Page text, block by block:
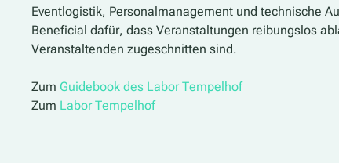
Eventlogistik, Personalmanagement und technische
Beneficial dafür, dass Veranstaltungen reibungslos
Veranstaltenden zugeschnitten sind.
Zum Guidebook des Labor Tempelhof
Zum Labor Tempelhof